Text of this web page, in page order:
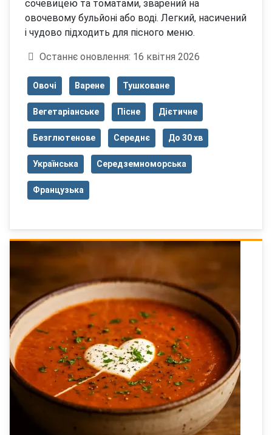
сочевицею та томатами, зварений на
овочевому бульйоні або воді. Легкий, насичений
і чудово підходить для пісного меню.
Деталі
Останнє оновлення: 16 квітня 2026
Овочі Варене Тушковане
Вегетаріанське Пісне Дієтичне
Безглютенове Середнє До 30 хв
Українська Середземноморська
Французька